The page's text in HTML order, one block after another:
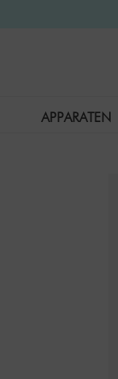
APPARATEN